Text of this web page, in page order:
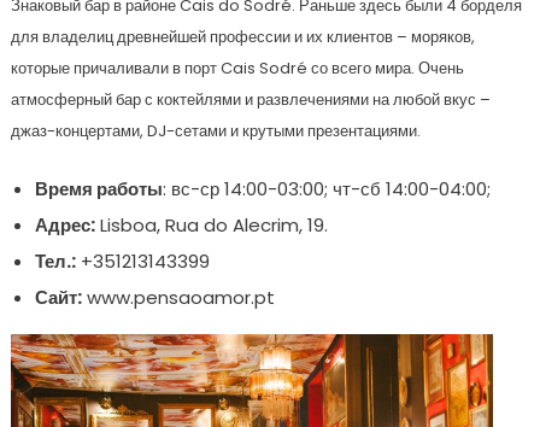
Знаковый бар в районе Cais do Sodré. Раньше здесь были 4 борделя
для владелиц древнейшей профессии и их клиентов – моряков,
которые причаливали в порт Cais Sodré со всего мира. Очень
атмосферный бар с коктейлями и развлечениями на любой вкус –
джаз-концертами, DJ-сетами и крутыми презентациями.
Время работы: вс-ср 14:00-03:00; чт-сб 14:00-04:00;
Адрес:Lisboa, Rua do Alecrim, 19.
Тел.:+351213143399
Сайт:www.pensaoamor.pt